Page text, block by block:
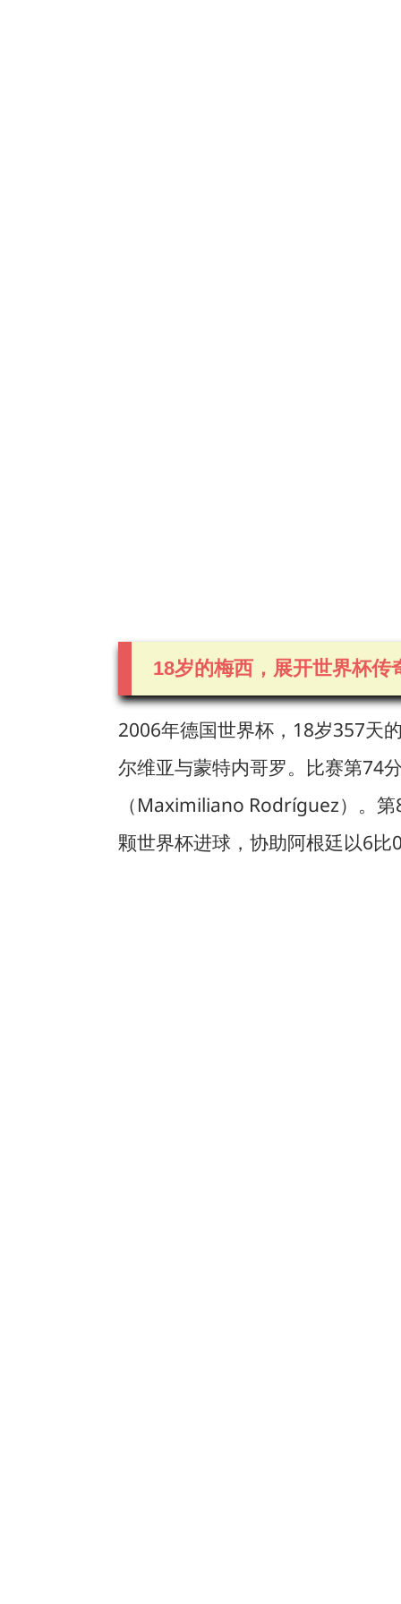
18岁的梅西，展开世界杯传
2006年德国世界杯，18岁357天
尔维亚与蒙特内哥罗。比赛第74
（Maximiliano Rodríguez）。
颗世界杯进球，协助阿根廷以6比